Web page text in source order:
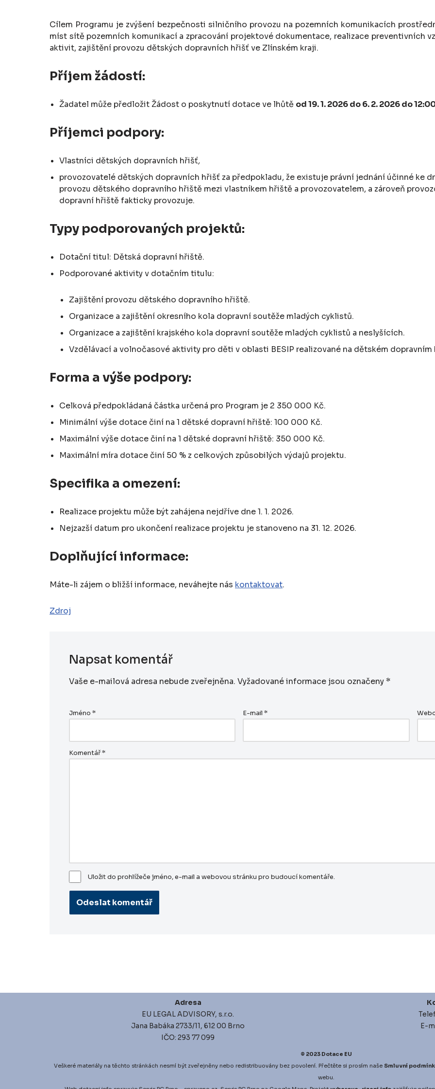
Cílem Programu je zvýšení bezpečnosti silničního provozu na pozemních komunikacích
míst sítě pozemních komunikací a zpracování projektové dokumentace, realizace preventivních
aktivit, zajištění provozu dětských dopravních hřišť ve Zlínském kraji.
Příjem žádostí:
Žadatel může předložit Žádost o poskytnutí dotace ve lhůtě od 19.1. 2026 do 6. 2. 2026 do
Příjemci podpory:
Vlastníci dětských dopravních hřišť,
provozovatelé dětských dopravních hřišť za předpokladu, že existuje právní jednání účinné ke
provozu dětského dopravního hřiště mezi vlastníkem hřiště a provozovatelem, a zároveň
dopravní hřiště fakticky provozuje.
Typy podporovaných projektů:
Dotační titul: Dětská dopravní hřiště.
Podporované aktivity v dotačním titulu:
Zajištění provozu dětského dopravního hřiště.
Organizace a zajištění okresního kola dopravní soutěže mladých cyklistů.
Organizace a zajištění krajského kola dopravní soutěže mladých cyklistů a neslyšících.
Vzdělávací a volnočasové aktivity pro děti v oblasti BESIP realizované na dětském
Forma a výše podpory:
Celková předpokládaná částka určená pro Program je 2 350 000 Kč.
Minimální výše dotace činí na 1 dětské dopravní hřiště: 100 000 Kč.
Maximální výše dotace činí na 1 dětské dopravní hřiště: 350 000 Kč.
Maximální míra dotace činí 50 % z celkových způsobilých výdajů projektu.
Specifika a omezení:
Realizace projektu může být zahájena nejdříve dne 1. 1. 2026.
Nejzazší datum pro ukončení realizace projektu je stanoveno na 31. 12. 2026.
Doplňující informace:
Máte-li zájem o bližší informace, neváhejte nás kontaktovat.
Zdroj
Napsat komentář
Vaše e-mailová adresa nebude zveřejněna. Vyžadované informace jsou označeny*
Jméno * E-mail*
Komentář*
Uložit do prohlížeče jméno, e-mail a webovou stránku pro budoucí komentáře.
Adresa
EU LEGAL ADVISORY, s.r.o.
Jana Babáka 2733/11, 612 00 Brno
IČO: 293 77 099
E-
© 2023 Dotace EU
Veškeré materiály na těchto stránkách nesmí být zveřejněny nebo redistribuovány bez povolení. Přečtěte si prosím naše Smluvní
webu.